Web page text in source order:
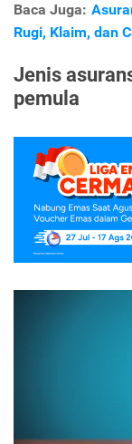
Baca Juga:
Rugi, Klaim, dan
Jenis
pemula